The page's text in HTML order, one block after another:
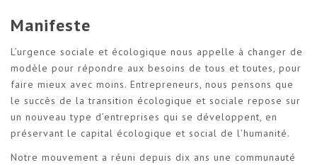
Manifeste
L’urgence sociale et écologique nous appelle à changer de
modèle pour répondre aux besoins de tous et toutes, pour
faire mieux avec moins. Entrepreneurs, nous pensons que
le succès de la transition écologique et sociale repose sur
un nouveau type d’entreprises qui se développent, en
préservant le capital écologique et social de l’humanité.
Notre mouvement a réuni depuis dix ans une communauté